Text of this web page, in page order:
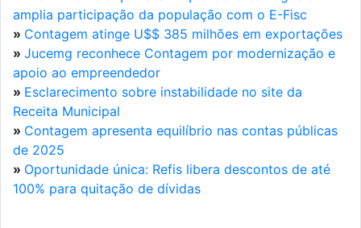
amplia participação da população com o E-Fisc
» Contagem atinge U$$ 385 milhões em exportações
» Jucemg reconhece Contagem por modernização e
apoio ao empreendedor
» Esclarecimento sobre instabilidade no site da
Receita Municipal
» Contagem apresenta equilíbrio nas contas públicas
de 2025
» Oportunidade única: Refis libera descontos de até
100% para quitação de dívidas